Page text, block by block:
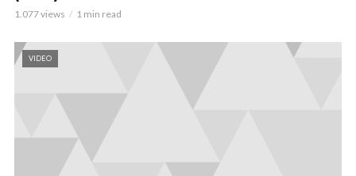
1.077 views 1 min read
VIDEO